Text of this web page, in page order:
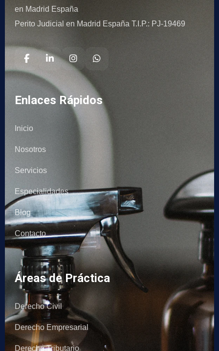
en Madrid España
Perito Judicial en Madrid España T.I.P.: PJ-19469
Enlaces Rápidos
Inicio
Nosotros
Servicios
Especialidades
Blog
Contacto
Áreas de Práctica
Derecho Civil
Derecho Empresarial
Derecho Tributario